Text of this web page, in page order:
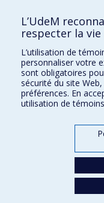
Comment soutenir le
BESOIN D'AIDE?
Plan du site
Signaler une erreur
Accessibilité
FACULTÉ DES ARTS ET
Nos départements et écoles
L’UdeM
respecter la
L’utilisation de
personnaliser votre
sont obligatoires
sécurité du site
préférences. En
utilisation de